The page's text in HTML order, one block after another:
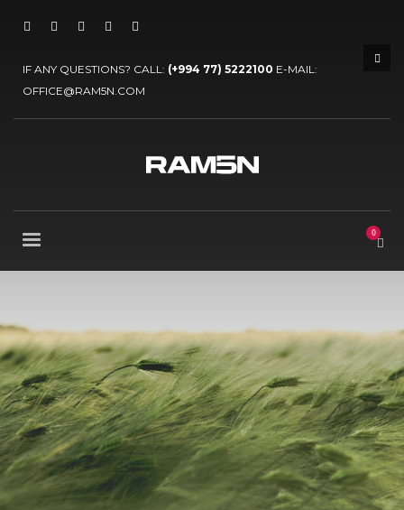
IF ANY QUESTIONS? CALL: (+994 77) 5222100 E-MAIL:
OFFICE@RAM5N.COM